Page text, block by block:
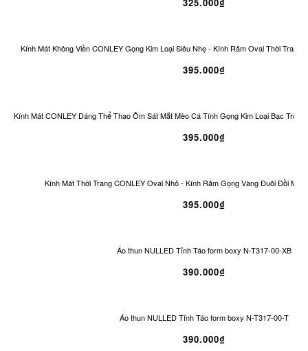
Kính Mát Không Viền CONLEY Gọng Kim Loại Siêu Nhẹ - Kính Râm Oval Thời Trang
395.000₫
Kính Mát CONLEY Dáng Thể Thao Ôm Sát Mắt Mèo Cá Tính Gọng Kim Loại Bạc
395.000₫
Kính Mát Thời Trang CONLEY Oval Nhỏ - Kính Râm Gọng Vàng Đuôi Đồi Mồi
395.000₫
Áo thun NULLED Tỉnh Táo form boxy N-T317-00-XB
390.000₫
Áo thun NULLED Tỉnh Táo form boxy N-T317-00-T
390.000₫